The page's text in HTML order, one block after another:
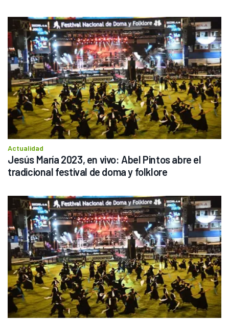
Actualidad
Jesús María 2023, en vivo: Abel Pintos abre el
tradicional festival de doma y folklore